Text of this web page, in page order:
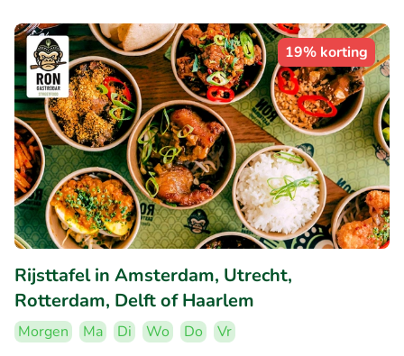
19% korting
Rijsttafel in Amsterdam, Utrecht,
Rotterdam, Delft of Haarlem
Morgen Ma Di Wo Do
Vr